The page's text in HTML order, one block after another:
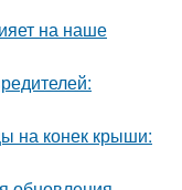
на наше
на конек крыши: